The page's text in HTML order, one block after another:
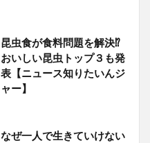
昆虫食が食料問題を解決⁉
おいしい昆虫トップ３も発
表【ニュース知りたいんジ
ャー】
なぜ一人で生きていけない